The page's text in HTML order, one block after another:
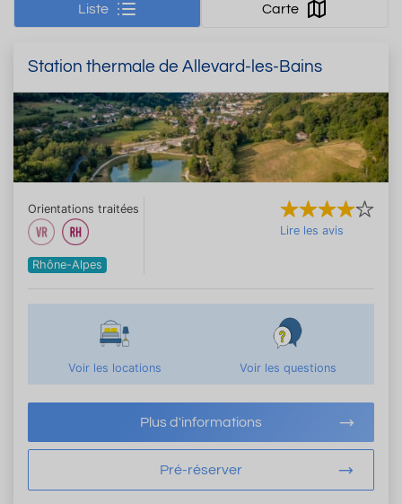
Liste Carte
Station thermale de Allevard-les-Bains
Orientations traitées
Rhône-Alpes
Lire les avis
Voir les locations Voir les questions
Plus d'informations
Pré-réserver